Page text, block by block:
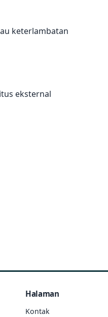
keterlambatan
eksternal
Halaman
Kontak